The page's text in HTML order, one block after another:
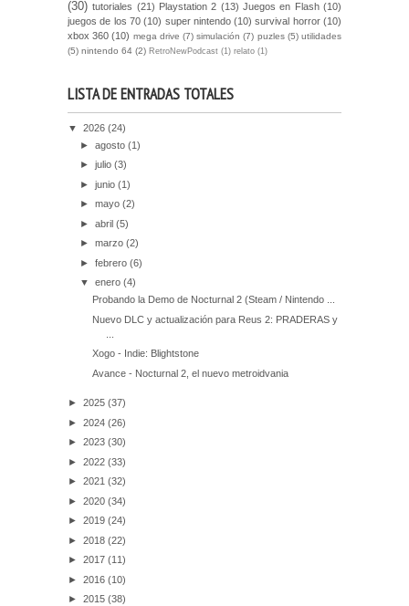
(30) tutoriales (21) Playstation 2 (13) Juegos en Flash (10)
juegos de los 70 (10) super nintendo (10) survival horror (10)
xbox 360 (10) mega drive (7) simulación (7) puzles (5) utilidades
(5) nintendo 64 (2) RetroNewPodcast (1) relato (1)
LISTA DE ENTRADAS TOTALES
▼ 2026 (24)
►agosto(1)
►julio(3)
►junio(1)
►mayo(2)
►abril(5)
►marzo(2)
►febrero(6)
▼enero(4)
Probando la Demo de Nocturnal 2 (Steam / Nintendo ...
Nuevo DLC y actualización para Reus 2: PRADERAS y
Xogo - Indie: Blightstone
Avance - Nocturnal 2, el nuevo metroidvania
► 2025 (37)
► 2024 (26)
► 2023 (30)
► 2022 (33)
► 2021 (32)
► 2020 (34)
► 2019 (24)
► 2018 (22)
► 2017 (11)
► 2016 (10)
► 2015 (38)